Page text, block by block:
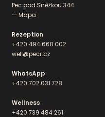
Pec pod Sněžkou 344
— Mapa
Rezeption
+420 494 660 002
well@pecr.cz
WhatsApp
+420 702 031 728
Wellness
+420 739 484 261